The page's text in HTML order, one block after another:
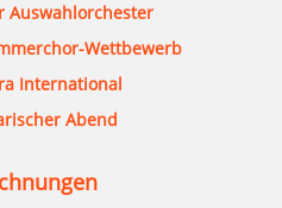
Auswahlorchester
Wettbewerb
International
Abend